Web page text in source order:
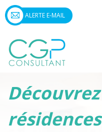
ALERTE E-MAIL
Découvrez nos